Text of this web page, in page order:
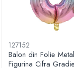
127152
Balon din Folie
Figurina Cifra